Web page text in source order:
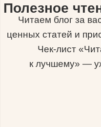
Полезное
Читаем блог за
ценных статей и
Чек-лист
к лучшему» —